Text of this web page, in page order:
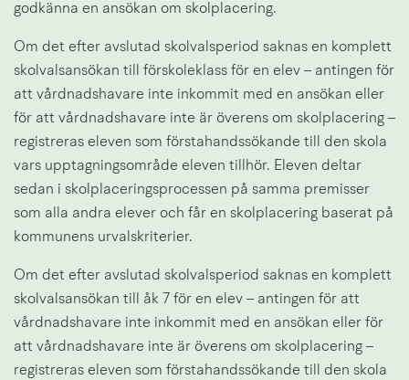
godkänna en ansökan om skolplacering.
Om det efter avslutad skolvalsperiod saknas en komplett
skolvalsansökan till förskoleklass för en elev – antingen för
att vårdnadshavare inte inkommit med en ansökan eller
för att vårdnadshavare inte är överens om skolplacering –
registreras eleven som förstahandssökande till den skola
vars upptagningsområde eleven tillhör. Eleven deltar
sedan i skolplaceringsprocessen på samma premisser
som alla andra elever och får en skolplacering baserat på
kommunens urvalskriterier.
Om det efter avslutad skolvalsperiod saknas en komplett
skolvalsansökan till åk 7 för en elev – antingen för att
vårdnadshavare inte inkommit med en ansökan eller för
att vårdnadshavare inte är överens om skolplacering –
registreras eleven som förstahandssökande till den skola